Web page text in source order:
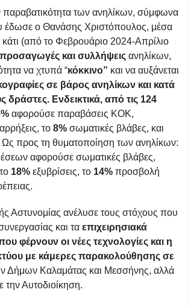
των ανηλίκων, σύμφωνα
έδωσε ο Θανάσης Χριστόπουλος, μέσα
κάτι (από το Φεβρουάριο 2024-Απρίλιο
και συλλήψεις ανηλίκων,
να χτυπά “κόκκινο” και να αυξάνεται
σε βάρος ανηλίκων και κατά
δράστες. Ενδεικτικά, από τις 124
αφορούσε παραβάσεις ΚΟΚ,
το 8% σωματικές βλάβες, και
Ως προς τη θυματοποίηση των ανηλίκων:
αφορούσε σωματικές βλάβες,
18% εξυβρίσεις, το 14% προσβολή
Αστυνομίας ανέλυσε τους στόχους που
και τα επιχειρησιακά
φέρνουν οι νέες τεχνολογίες και η
με κάμερες παρακολούθησης σε
Δήμων Καλαμάτας και Μεσσήνης, αλλά
την Αυτοδιοίκηση.